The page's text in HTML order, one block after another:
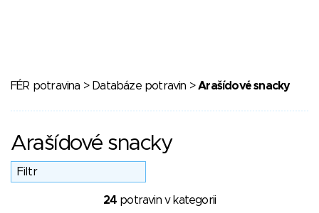
FÉR potravina > Databáze potravin >Arašídové snacky
Arašídové snacky
24 potravin v kategorii